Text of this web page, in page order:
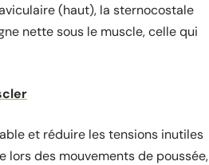
(haut), la sternocostale
nette sous le muscle, celle qui
et réduire les tensions inutiles
lors des mouvements de poussée,